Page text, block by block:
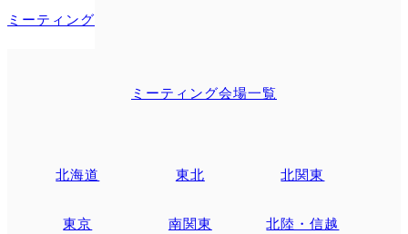
ミーティング
ミーティング会場一覧
北海道 東北 北関東
東京 南関東 北陸・信越